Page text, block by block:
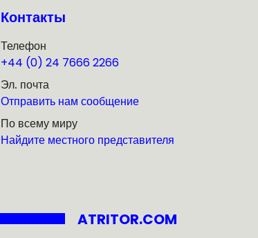
Контакты
Телефон
+44 (0) 24 7666 2266
Эл. почта
Отправить нам сообщение
По всему миру
Найдите местного представителя
ATRITOR.COM